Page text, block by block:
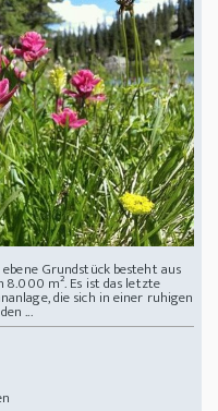
Grundstück besteht aus
m². Es ist das letzte
die sich in einer ruhigen
...